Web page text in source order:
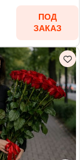
ПОД
ЗАКАЗ